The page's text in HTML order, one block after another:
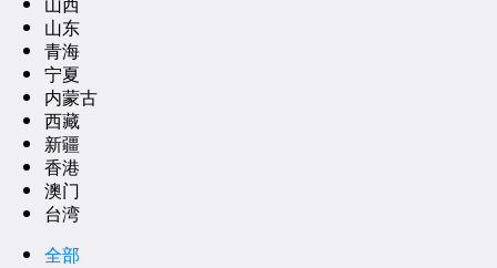
山东
青海
宁夏
内蒙古
西藏
新疆
香港
澳门
台湾
全部